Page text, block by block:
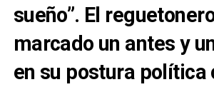
sueño”. El
marcado un antes y
en su postura política